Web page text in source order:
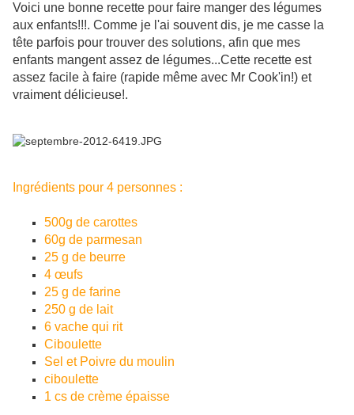
Voici une bonne recette pour faire manger des légumes
aux enfants!!!. Comme je l'ai souvent dis, je me casse la
tête parfois pour trouver des solutions, afin que mes
enfants mangent assez de légumes...Cette recette est
assez facile à faire (rapide même avec Mr Cook'in!) et
vraiment délicieuse!.
Ingrédients pour 4 personnes :
500g de carottes
60g de parmesan
25 g de beurre
4 œufs
25 g de farine
250 g de lait
6 vache qui rit
Ciboulette
Sel et Poivre du moulin
ciboulette
1 cs de crème épaisse